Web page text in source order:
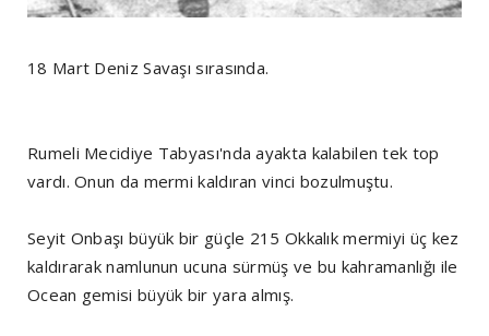
18 Mart Deniz Savaşı sırasında.
Rumeli Mecidiye Tabyası'nda ayakta kalabilen tek top
vardı. Onun da mermi kaldıran vinci bozulmuştu.
Seyit Onbaşı büyük bir güçle 215 Okkalık mermiyi üç kez
kaldırarak namlunun ucuna sürmüş ve bu kahramanlığı ile
Ocean gemisi büyük bir yara almış.